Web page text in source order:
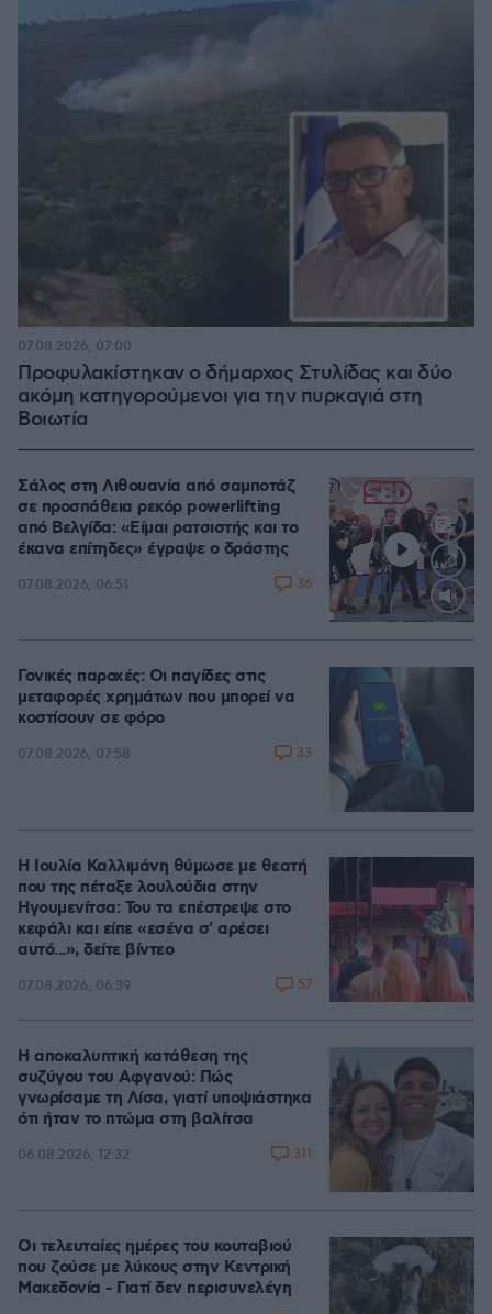
Προφυλακίστηκαν ο δήμαρχος Στυλίδας και δύο
ακόμη κατηγορούμενοι για την πυρκαγιά στη
Βοιωτία
07.08.2026, 07:00
Loaded
Σάλος στη Λιθουανία από σαμποτάζ
σε προσπάθεια ρεκόρ powerlifting
από Βελγίδα: «Είμαι ρατσιστής και το
έκανα επίτηδες» έγραψε ο δράστης
07.08.2026, 06:51 36
Γονικές παροχές: Οι παγίδες στις
μεταφορές χρημάτων που μπορεί να
κοστίσουν σε φόρο
07.08.2026, 07:58 33
Η Ιουλία Καλλιμάνη θύμωσε με θεατή
που της πέταξε λουλούδια στην
Ηγουμενίτσα: Του τα επέστρεψε στο
κεφάλι και είπε «εσένα σ' αρέσει
αυτό...», δείτε βίντεο
07.08.2026, 06:39 57
Η αποκαλυπτική κατάθεση της
συζύγου του Αφγανού: Πώς
γνωρίσαμε τη Λίσα, γιατί υποψιάστηκα
ότι ήταν το πτώμα στη βαλίτσα
06.08.2026, 12:32 311
Οι τελευταίες ημέρες του κουταβιού
που ζούσε με λύκους στην Κεντρική
Μακεδονία - Γιατί δεν περισυνελέγη